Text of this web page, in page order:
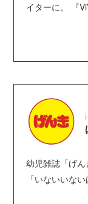
イターに。 『ViVi』や『VOCE』といった女性誌の他、週
き方、また様々な流
幼児雑誌「げん
「いないいな